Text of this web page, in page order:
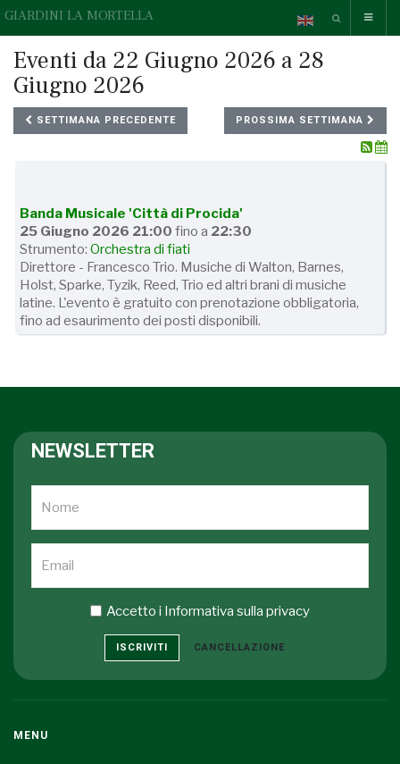
GIARDINI LA MORTELLA
Eventi da 22 Giugno 2026 a 28
Giugno 2026
SETTIMANA PRECEDENTE PROSSIMA SETTIMANA
Banda Musicale 'Città di Procida'
25 Giugno 2026 21:00 fino a 22:30
Strumento:Orchestra di fiati
Direttore - Francesco Trio. Musiche di Walton, Barnes,
Holst, Sparke, Tyzik, Reed, Trio ed altri brani di musiche
latine. L'evento è gratuito con prenotazione obbligatoria,
fino ad esaurimento dei posti disponibili.
NEWSLETTER
Accetto i Informativa sulla privacy
ISCRIVITI CANCELLAZIONE
MENU